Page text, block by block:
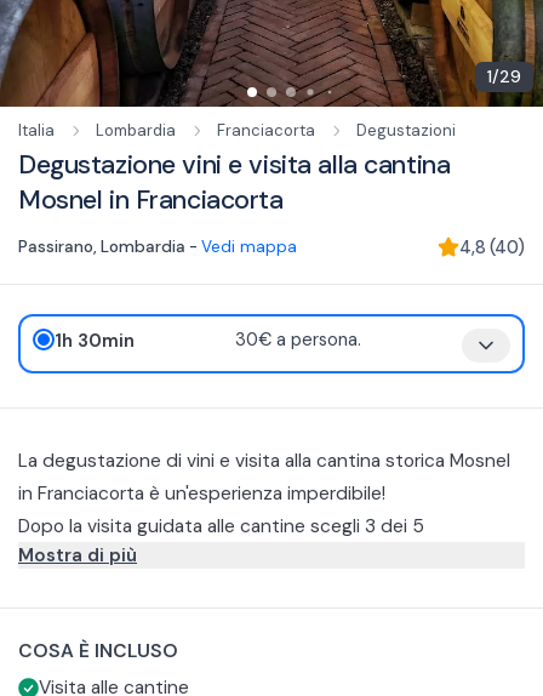
1/29
Italia Lombardia Franciacorta Degustazioni
Degustazione vini e visita alla cantina
Mosnel in Franciacorta
Passirano, Lombardia - Vedi mappa 4,8 (40)
1h 30min 30€ a persona.
La degustazione di vini e visita alla cantina storica Mosnel
in Franciacorta è un'esperienza imperdibile!
Dopo la visita guidata alle cantine scegli 3 dei 5
Franciacorta che hanno saputo definire lo stile della
meglio degustare i vini proposti. Si può richiedere
l'aggiunta di un tagliere misto di salumi dell’Az. Agricola Al
Degusterai 3 calici a scelta tra i seguenti vini:
Brut – Assemblaggio delle uve Chardonnay, Pinot Bianco e
Mostra di più
COSA È INCLUSO
Visita alle cantine